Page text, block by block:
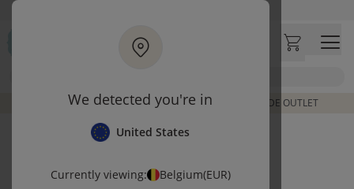
We detected you're in
United States
Currently viewing: Belgium(EUR)
Ga naar hoofdinhoud
Klantbeoordelingen
DE LAATSTE ITEMS UIT VORIGE COLLECTIES | SHOP DE OUTLET